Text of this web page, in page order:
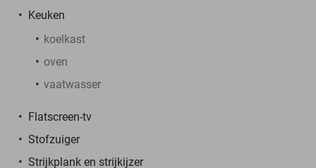
Keuken
koelkast
oven
vaatwasser
Flatscreen-tv
Stofzuiger
Strijkplank en strijkijzer